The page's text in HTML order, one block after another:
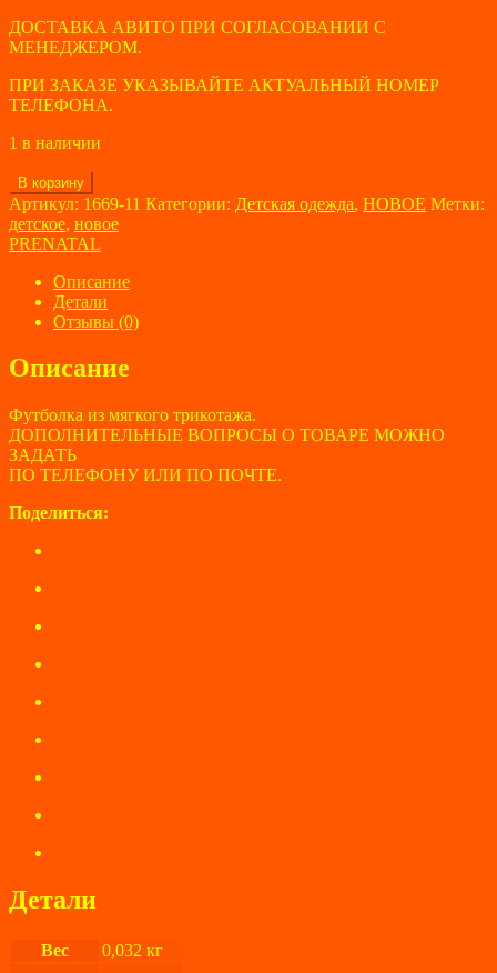
ДОСТАВКА АВИТО ПРИ СОГЛАСОВАНИИ С
МЕНЕДЖЕРОМ.
ПРИ ЗАКАЗЕ УКАЗЫВАЙТЕ АКТУАЛЬНЫЙ НОМЕР
ТЕЛЕФОНА.
1 в наличии
Количество
товара
Футболка
детская
размер
59
см
В корзину
Артикул: 1669-11 Категории: Детская одежда, НОВОЕ Метки:
детское, новое
PRENATAL
Описание
Детали
Отзывы (0)
Описание
Футболка из мягкого трикотажа.
ДОПОЛНИТЕЛЬНЫЕ ВОПРОСЫ О ТОВАРЕ МОЖНО
ЗАДАТЬ
ПО ТЕЛЕФОНУ ИЛИ ПО ПОЧТЕ.
Поделиться:
Детали
Вес 0,032 кг